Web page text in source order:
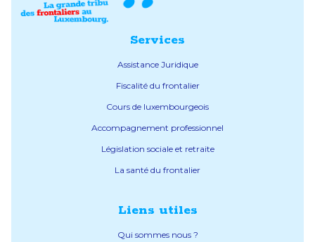
Services
Assistance Juridique
Fiscalité du frontalier
Cours de luxembourgeois
Accompagnement professionnel
Législation sociale et retraite
La santé du frontalier
Liens utiles
Qui sommes nous ?